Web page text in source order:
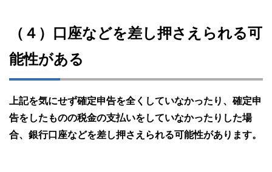
（４）口座などを差し押さえられる可
能性がある
上記を気にせず確定申告を全くしていなかったり、確定申
告をしたものの税金の支払いをしていなかったりした場
合、銀行口座などを差し押さえられる可能性があります。